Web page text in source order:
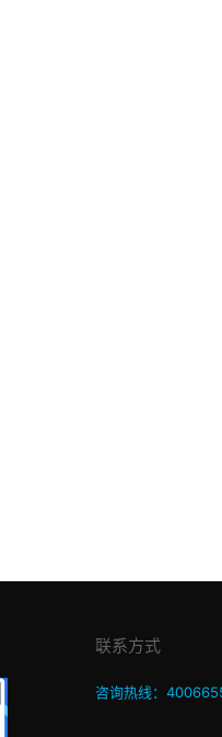
联系方式
咨询热线：